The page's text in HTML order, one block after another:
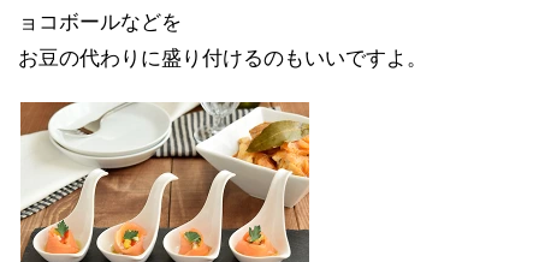
ョコボールなどを
お豆の代わりに盛り付けるのもいいですよ。